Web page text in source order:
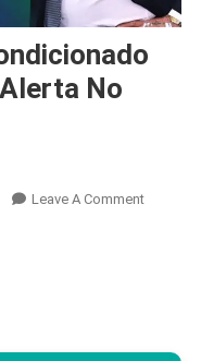
No
Leave A CommentOn